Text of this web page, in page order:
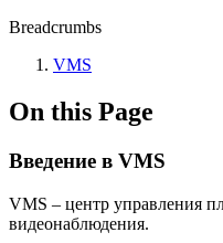
Breadcrumbs
VMS
On this Page
Введение в VMS
VMS – центр управления
видеонаблюдения.